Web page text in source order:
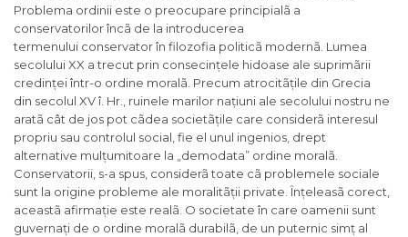
Problema ordinii este o preocupare principialã a
conservatorilor încã de la introducerea
termenului conservatorîn filozofia politicã modernã. Lumea
secolului XX a trecut prin consecințele hidoase ale suprimãrii
credinței într-o ordine moralã. Precum atrocitãțile din Grecia
din secolul XV î. Hr., ruinele marilor națiuni ale secolului nostru ne
aratã cât de jos pot cãdea societãțile care considerã interesul
propriu sau controlul social, fie el unul ingenios, drept
alternative mulțumitoare la „demodata” ordine moralã.
Conservatorii, s-a spus, considerã toate cã problemele sociale
sunt la origine probleme ale moralitãții private. Înțeleasã corect,
aceastã afirmație este realã. O societate în care oamenii sunt
guvernați de o ordine moralã durabilã, de un puternic simț al